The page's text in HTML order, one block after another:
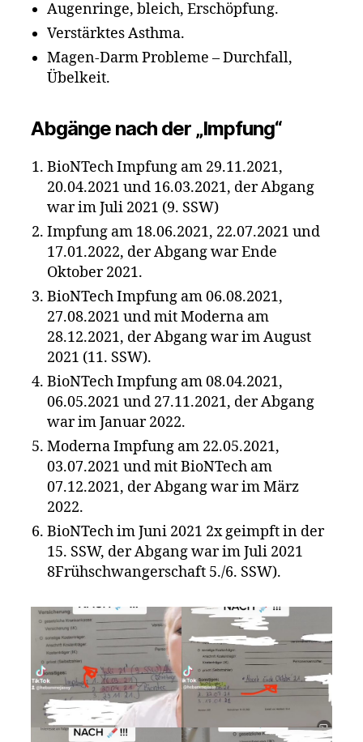
Augenringe, bleich, Erschöpfung.
Verstärktes Asthma.
Magen-Darm Probleme – Durchfall,
Übelkeit.
Abgänge nach der „Impfung“
BioNTech Impfung am 29.11.2021,
20.04.2021 und 16.03.2021, der Abgang
war im Juli 2021 (9. SSW)
Impfung am 18.06.2021, 22.07.2021 und
17.01.2022, der Abgang war Ende
Oktober 2021.
BioNTech Impfung am 06.08.2021,
27.08.2021 und mit Moderna am
28.12.2021, der Abgang war im August
2021 (11. SSW).
BioNTech Impfung am 08.04.2021,
06.05.2021 und 27.11.2021, der Abgang
war im Januar 2022.
Moderna Impfung am 22.05.2021,
03.07.2021 und mit BioNTech am
07.12.2021, der Abgang war im März
2022.
BioNTech im Juni 2021 2x geimpft in der
15. SSW, der Abgang war im Juli 2021
8Frühschwangerschaft 5./6. SSW).